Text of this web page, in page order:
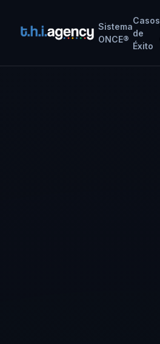
Sistema
ONCE®
Casos
de
Éxito